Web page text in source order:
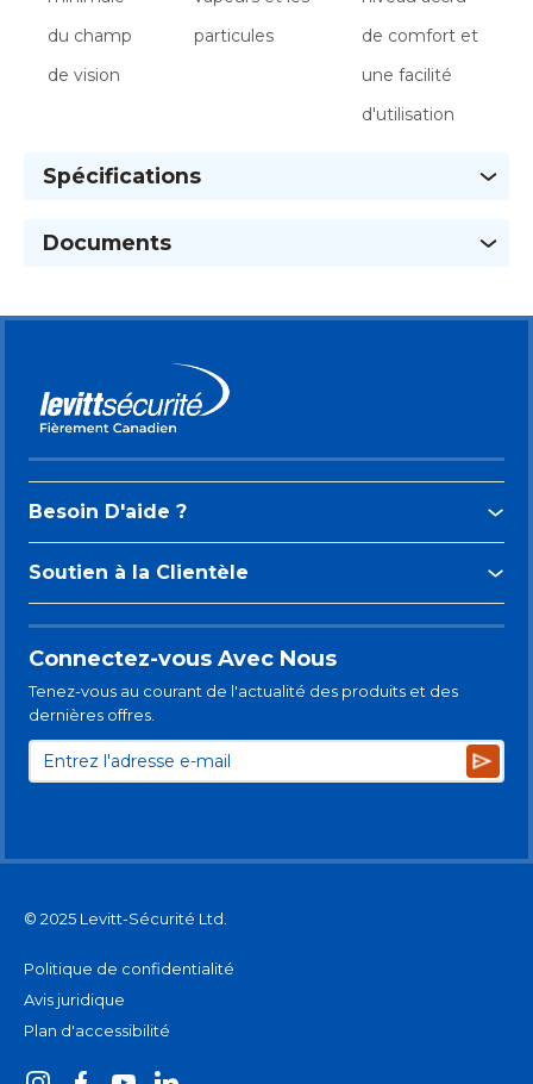
du champ
de vision
particules
de comfort et
une facilité
d'utilisation
Spécifications
Documents
Besoin D'aide ?
Soutien à la Clientèle
Connectez-vous Avec Nous
Tenez-vous au courant de l'actualité des produits et des
dernières offres.
© 2025 Levitt-Sécurité Ltd.
Politique de confidentialité
Avis juridique
Plan d'accessibilité